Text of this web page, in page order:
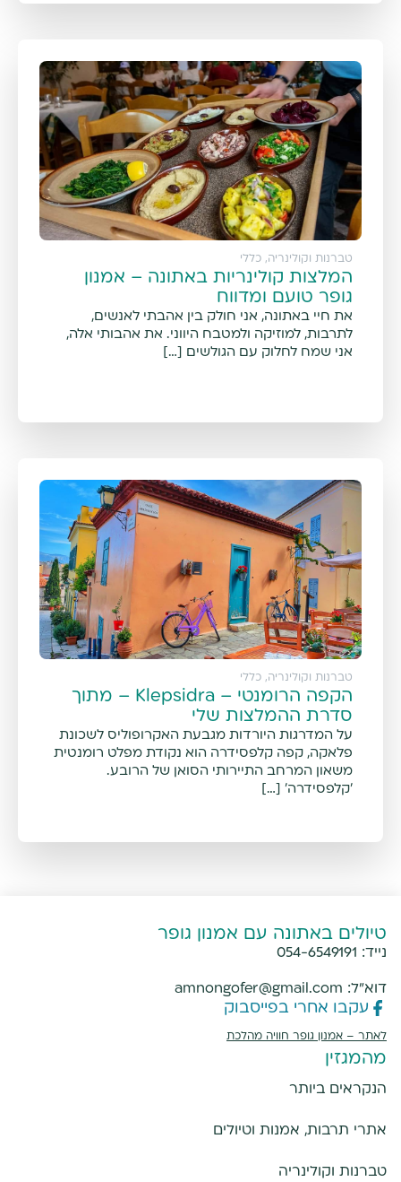
טברנות וקולינריה, כללי
המלצות קולינריות באתונה – אמנון
גופר טועם ומדווח
את חיי באתונה, אני חולק בין אהבתי לאנשים,
לתרבות, למוזיקה ולמטבח היווני. את אהבותי אלה,
אני שמח לחלוק עם הגולשים […]
טברנות וקולינריה, כללי
הקפה הרומנטי – Klepsidra – מתוך
סדרת ההמלצות שלי
על המדרגות היורדות מגבעת האקרופוליס לשכונת
פלאקה, קפה קלפסידרה הוא נקודת מפלט רומנטית
משאון המרחב התיירותי הסואן של הרובע.
'קלפסידרה' […]
טיולים באתונה עם אמנון גופר
נייד: 054-6549191
דוא"ל: amnongofer@gmail.com
עקבו אחרי בפייסבוק
לאתר – אמנון גופר חוויה מהלכת
מהמגזין
הנקראים ביותר
אתרי תרבות, אמנות וטיולים
טברנות וקולינריה